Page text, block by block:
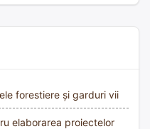
forestiere și garduri vii
elaborarea proiectelor